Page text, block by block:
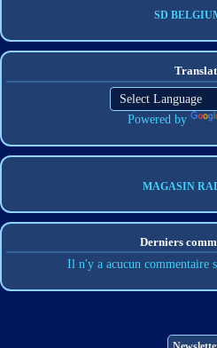
SD
Powered by
MAGASIN
Derniers
Il n'y a acucun commentaire